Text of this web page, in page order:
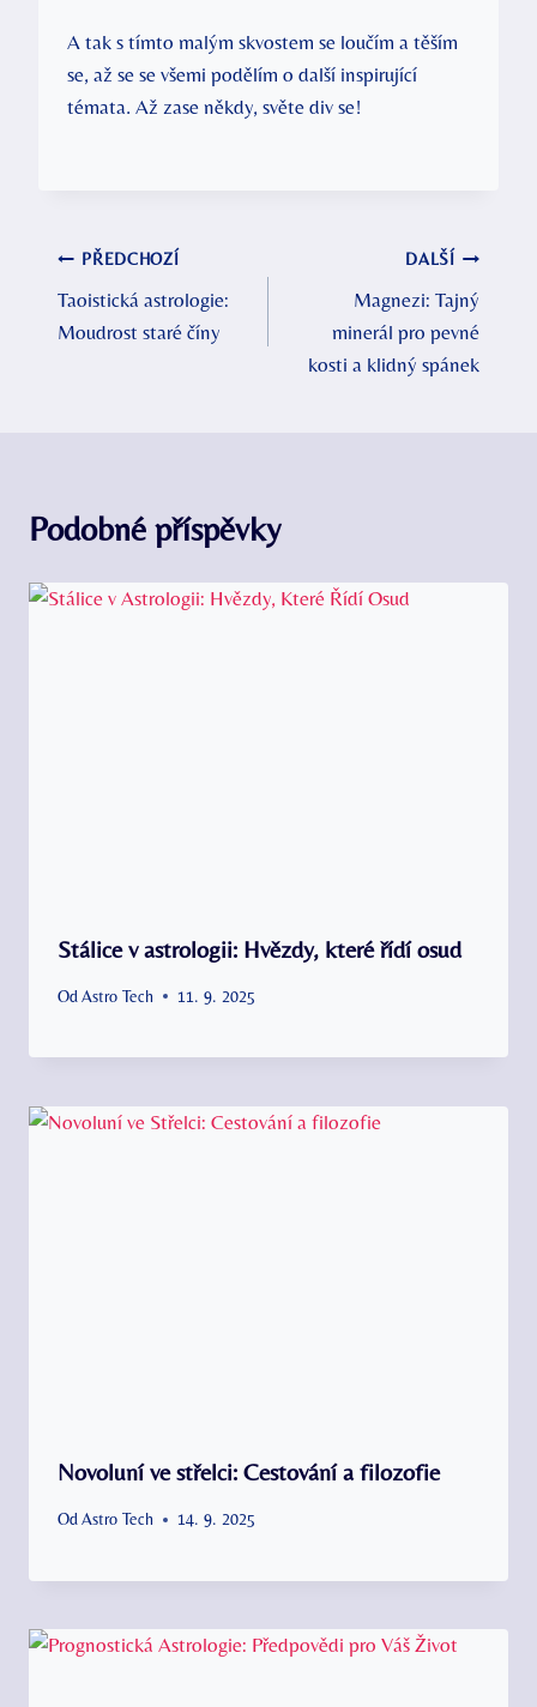
A tak s tímto malým skvostem se loučím a těším
se, až se se všemi podělím o další inspirující
témata. Až zase někdy, světe div se!
Navigace
pro
PŘEDCHOZÍ
Taoistická astrologie:
Moudrost staré číny
DALŠÍ
Magnezi: Tajný
minerál pro pevné
kosti a klidný spánek
Podobné příspěvky
Stálice v astrologii: Hvězdy, které řídí osud
Od Astro Tech 11. 9. 2025
Novoluní ve střelci: Cestování a filozofie
Od Astro Tech 14. 9. 2025